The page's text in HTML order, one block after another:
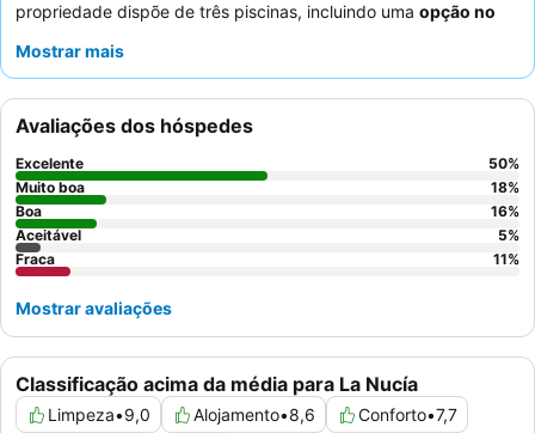
propriedade dispõe de três piscinas, incluindo uma opção no
hóspedes elogiam consistentemente o
qualidade. Para uma experiência melhorada, considere reservar
uma suite júnior pela sua disposição generosa e terraço privado.
Mostrar mais
Classificação acima da média para La Nucía
Limpeza•9,0 Alojamento•8,6 Conforto•7,7
Avaliações dos hóspedes
Excelente 50%
Muito boa
18%
Boa
16%
Aceitável
5%
Fraca
11%
Mostrar avaliações